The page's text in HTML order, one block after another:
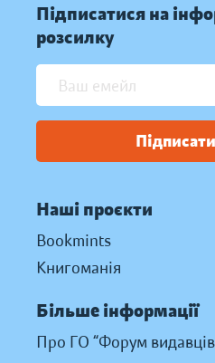
Підписатися на
розсилку
Наші проєкти
Bookmints
Книгоманія
Більше інформації
Про ГО “Форум